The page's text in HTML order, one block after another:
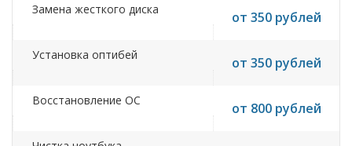
Замена жесткого диска от 350 рублей
Установка оптибей от 350 рублей
Восстановление ОС от 800 рублей